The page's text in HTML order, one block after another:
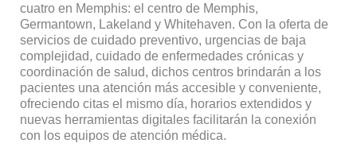
cuatro en Memphis: el centro de Memphis,
Germantown, Lakeland y Whitehaven. Con la oferta de
servicios de cuidado preventivo, urgencias de baja
complejidad, cuidado de enfermedades crónicas y
coordinación de salud, dichos centros brindarán a los
pacientes una atención más accesible y conveniente,
ofreciendo citas el mismo día, horarios extendidos y
nuevas herramientas digitales facilitarán la conexión
con los equipos de atención médica.